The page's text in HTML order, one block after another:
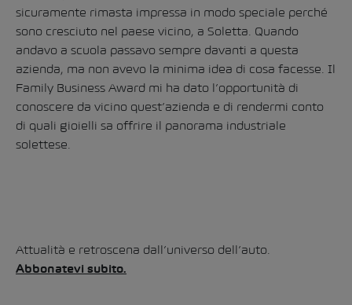
sicuramente rimasta impressa in modo speciale perché
sono cresciuto nel paese vicino, a Soletta. Quando
andavo a scuola passavo sempre davanti a questa
azienda, ma non avevo la minima idea di cosa facesse. Il
Family Business Award mi ha dato l’opportunità di
conoscere da vicino quest’azienda e di rendermi conto
di quali gioielli sa offrire il panorama industriale
solettese.
Attualità e retroscena dall’universo dell’auto.
Abbonatevi subito.